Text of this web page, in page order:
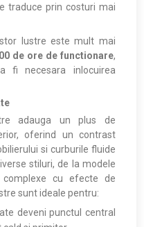
traduce prin costuri mai
lustre este mult mai
de ore de functionare,
fi necesara inlocuirea
adauga un plus de
oferind un contrast
si curburile fluide
stiluri, de la modele
cu efecte de
sunt ideale pentru:
deveni punctul central